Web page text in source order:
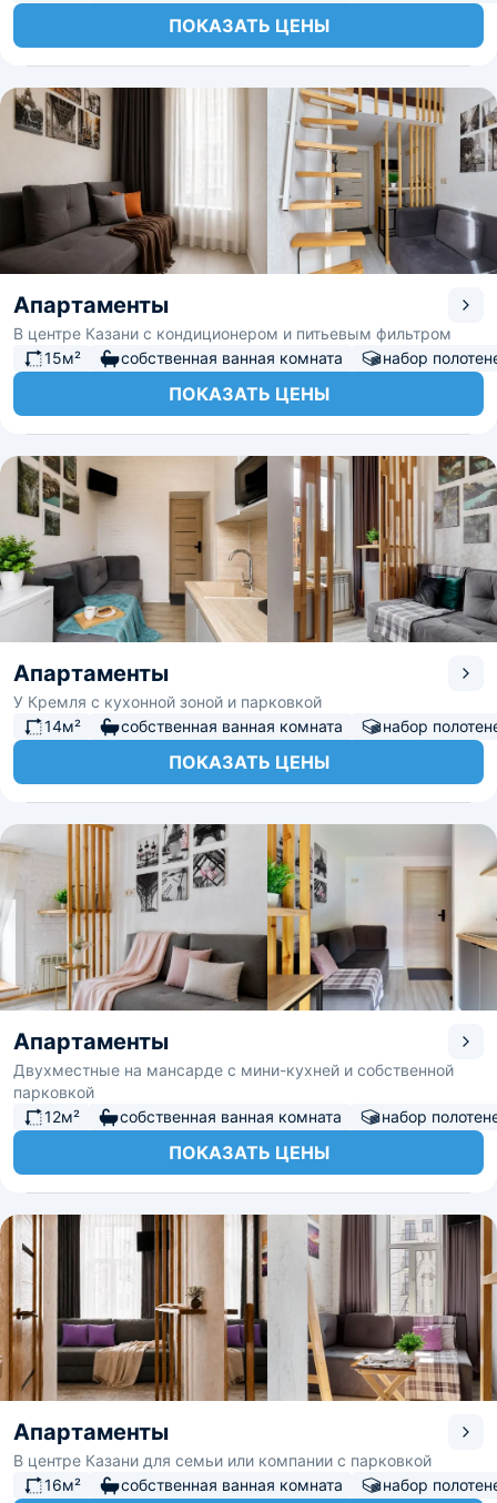
ПОКАЗАТЬ ЦЕНЫ
Апартаменты
В центре Казани с кондиционером и питьевым фильтром
15м²
собственная ванная комната набор
ПОКАЗАТЬ ЦЕНЫ
Апартаменты
У Кремля с кухонной зоной и парковкой
14м²
собственная ванная комната набор
ПОКАЗАТЬ ЦЕНЫ
Апартаменты
Двухместные на мансарде с мини-кухней и собственной
парковкой
12м²
собственная ванная комната набор
ПОКАЗАТЬ ЦЕНЫ
Апартаменты
В центре Казани для семьи или компании с парковкой
16м²
собственная ванная комната набор